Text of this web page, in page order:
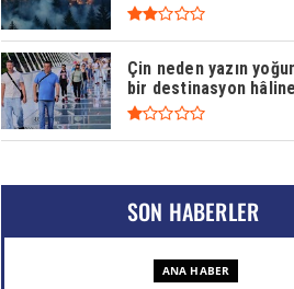
Çin neden yazın
bir destinasyon
SON HABERLER
ANA HABER